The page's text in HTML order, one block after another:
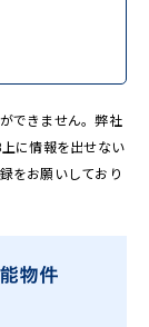
できません。弊社
に情報を出せない
をお願いしており